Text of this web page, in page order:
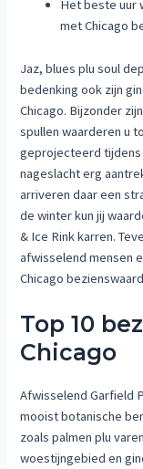
Het beste uur
met Chicago
Jaz, blues plu soul
bedenking ook zijn
Chicago. Bijzonder
spullen waarderen u
geprojecteerd tijdens
nageslacht erg
arriveren daar een
de winter kun jij
& Ice Rink karren.
afwisselend mensen
Chicago
Top 10
Chicago
Afwisselend Garfield
mooist botanische
zoals palmen plu
woestijngebied en